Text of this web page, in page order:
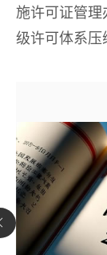
施许可证管
级许可体系压